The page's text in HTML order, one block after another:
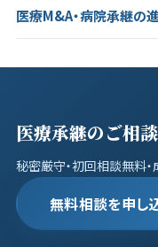
医療M&A・病院承継の
医療承継のご相
秘密厳守・初回相談無料・
無料相談を申し